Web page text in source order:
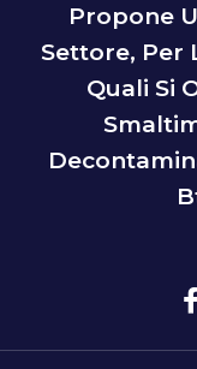
Propone
Settore, Per
Quali Si